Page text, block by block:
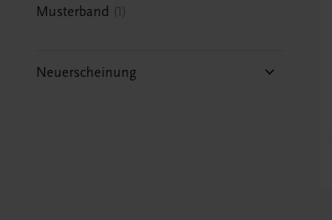
Musterband 1
Neuerscheinung